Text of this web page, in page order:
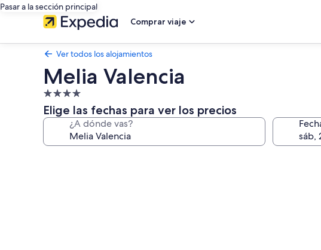
Pasar a la sección principal
Comprar viaje
Ver todos los alojamientos
Melia Valencia
Alojamiento
de
4.0 estrellas
Elige las fechas para ver los precios
¿A dónde vas?